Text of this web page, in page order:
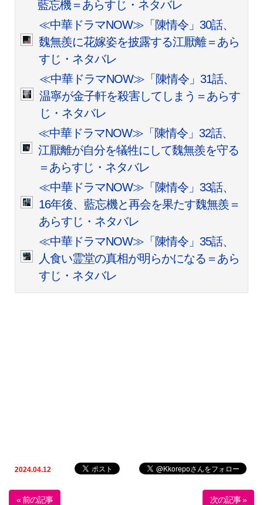
藍忘機＝あらすじ・ネタバレ
≪中華ドラマNOW≫「陳情令」30話、
魏無羨に花嫁姿を披露する江厭離＝あら
すじ・ネタバレ
≪中華ドラマNOW≫「陳情令」31話、
温寧が金子軒を殺害してしまう＝あらす
じ・ネタバレ
≪中華ドラマNOW≫「陳情令」32話、
江厭離が自分を犠牲にして魏無羨を守る
＝あらすじ・ネタバレ
≪中華ドラマNOW≫「陳情令」33話、
16年後、藍忘機と再会を果たす魏無羨＝
あらすじ・ネタバレ
≪中華ドラマNOW≫「陳情令」35話、
人食い霊堂の真相が明らかになる＝あら
すじ・ネタバレ
2024.04.12
« 前の記事 次の記事 »